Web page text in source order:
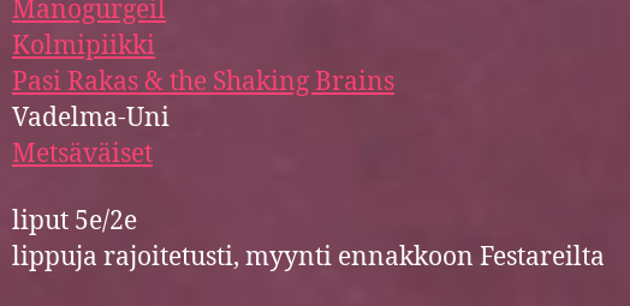
Manogurgeil
Kolmipiikki
Pasi Rakas & the Shaking Brains
Vadelma-Uni
Metsäväiset
liput 5e/2e
lippuja rajoitetusti, myynti ennakkoon Festareilta